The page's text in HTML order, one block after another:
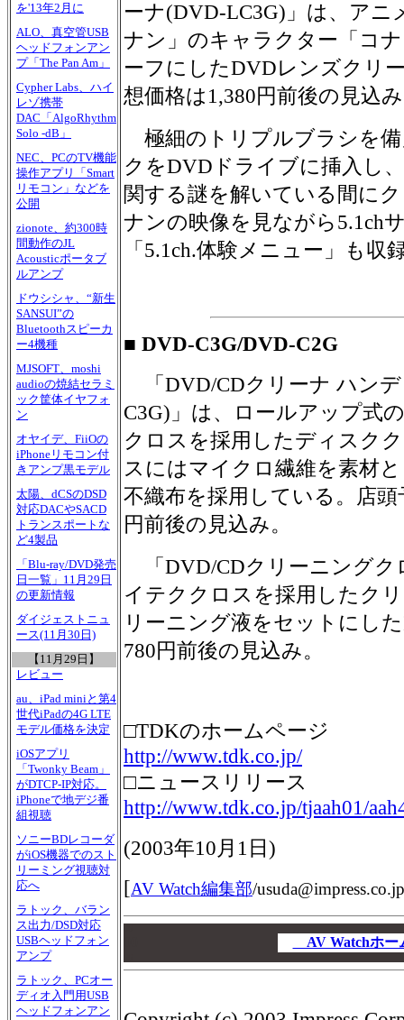
を'13年2月に
ALO、真空管USB
ヘッドフォンアン
プ「The Pan Am」
Cypher Labs、ハイ
レゾ携帯
DAC「AlgoRhythm
Solo -dB」
NEC、PCのTV機能
操作アプリ「Smart
リモコン」などを
公開
zionote、約300時
間動作のJL
Acousticポータブ
ルアンプ
ドウシシャ、“新生
SANSUI”の
Bluetoothスピーカ
ー4機種
MJSOFT、moshi
audioの焼結セラミ
ック筐体イヤフォ
ン
オヤイデ、FiiOの
iPhoneリモコン付
きアンプ黒モデル
太陽、dCSのDSD
対応DACやSACD
トランスポートな
ど4製品
「Blu-ray/DVD発売
日一覧」11月29日
の更新情報
ダイジェストニュ
ース(11月30日)
【11月29日】
レビュー
au、iPad miniと第4
世代iPadの4G LTE
モデル価格を決定
iOSアプリ
「Twonky Beam」
がDTCP-IP対応。
iPhoneで地デジ番
組視聴
ソニーBDレコーダ
がiOS機器でのスト
リーミング視聴対
応へ
ラトック、バラン
ス出力/DSD対応
USBヘッドフォン
アンプ
ラトック、PCオー
ディオ入門用USB
ヘッドフォンアン
ーナ(DVD-LC3G)」は、アニ
ナン」のキャラクター「コ
ーフにしたDVDレンズクリ
想価格は1,380円前後の見込
極細のトリプルブラシを
クをDVDドライブに挿入し
関する謎を解いている間に
ナンの映像を見ながら5.1ch
「5.1ch.体験メニュー」も収
■ DVD-C3G/DVD-C2G
「DVD/CDクリーナ ハン
C3G)」は、ロールアップ式
クロスを採用したディスク
スにはマイクロ繊維を素材
不織布を採用している。店頭
円前後の見込み。
「DVD/CDクリーニングク
イテククロスを採用したク
リーニング液をセットにし
780円前後の見込み。
□TDKのホームページ
http://www.tdk.co.jp/
□ニュースリリース
http://www.tdk.co.jp/tjaah01/
(2003年10月1日 )
[AV Watch編集部/usuda@impress.co.jp
AV Watchホ